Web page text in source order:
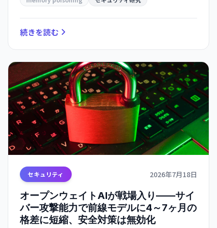
続きを読む
セキュリティ 2026年7月18日
オープンウェイトAIが戦場入り——サイ
バー攻撃能力で前線モデルに4～7ヶ月の
格差に短縮、安全対策は無効化